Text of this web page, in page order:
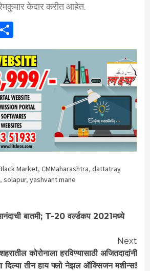
केदार करीत आहेत.
Market, CMMaharashtra, dattatray
, solapur, yashvant mane
बातमी; T-20 वर्ल्डकप 2021मध्ये
Next
कोरोनाला हरविण्यासाठी अजितदादांनी
दिल्या तीन हाय फ्लो नेझल ऑक्सिजन मशीन्स!